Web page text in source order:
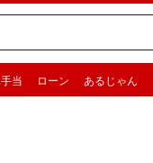
当 ローン あるじゃん